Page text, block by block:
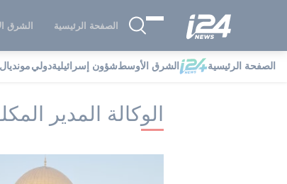
الصفحة الرئيسية الشرق
الصفحة الرئيسية الشرق الأوسطشؤون إسرائيليةدوليمونديال 2026 i24NEWS i24NEWS فهرس علامات
الوكالة المدير